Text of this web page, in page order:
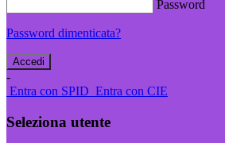
Password
Password dimenticata?
-
Entra con SPID Entra con CIE
Seleziona utente